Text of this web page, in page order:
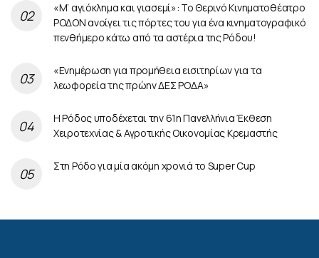
«Μ’ αγιόκλημα και γιασεμί»: Το Θερινό Κινηματοθέατρο
ΡΟΔΟΝ ανοίγει τις πόρτες του για ένα κινηματογραφικό
πενθήμερο κάτω από τα αστέρια της Ρόδου!
«Ενημέρωση για προμήθεια εισιτηρίων για τα
λεωφορεία της πρώην ΔΕΣ ΡΟΔΑ»
Η Ρόδος υποδέχεται την 61η Πανελλήνια Έκθεση
Χειροτεχνίας & Αγροτικής Οικονομίας Κρεμαστής
Στη Ρόδο για μία ακόμη χρονιά το Super Cup